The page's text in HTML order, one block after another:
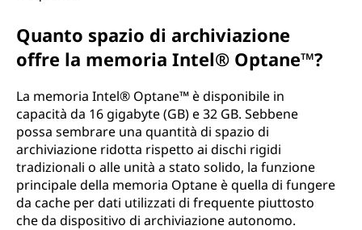
Quanto spazio di archiviazione
offre la memoria Intel® Optane™?
La memoria Intel® Optane™ è disponibile in
capacità da 16 gigabyte (GB) e 32 GB. Sebbene
possa sembrare una quantità di spazio di
archiviazione ridotta rispetto ai dischi rigidi
tradizionali o alle unità a stato solido, la funzione
principale della memoria Optane è quella di fungere
da cache per dati utilizzati di frequente piuttosto
che da dispositivo di archiviazione autonomo.